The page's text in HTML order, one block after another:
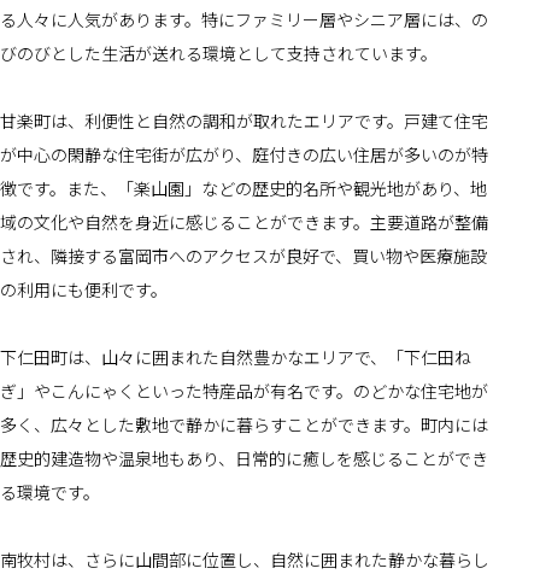
る人々に人気があります。特にファミリー層やシニア層には、の
びのびとした生活が送れる環境として支持されています。
甘楽町は、利便性と自然の調和が取れたエリアです。戸建て住宅
が中心の閑静な住宅街が広がり、庭付きの広い住居が多いのが特
徴です。また、「楽山園」などの歴史的名所や観光地があり、地
域の文化や自然を身近に感じることができます。主要道路が整備
され、隣接する富岡市へのアクセスが良好で、買い物や医療施設
の利用にも便利です。
下仁田町は、山々に囲まれた自然豊かなエリアで、「下仁田ね
ぎ」やこんにゃくといった特産品が有名です。のどかな住宅地が
多く、広々とした敷地で静かに暮らすことができます。町内には
歴史的建造物や温泉地もあり、日常的に癒しを感じることができ
る環境です。
南牧村は、さらに山間部に位置し、自然に囲まれた静かな暮らし